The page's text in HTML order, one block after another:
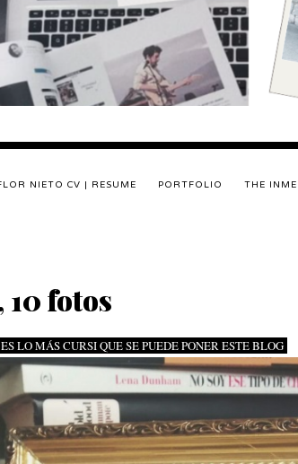
NIETO CV | RESUME PORTFOLIO THE
10 fotos
LO MÁS CURSI QUE SE PUEDE PONER ESTE BLOG